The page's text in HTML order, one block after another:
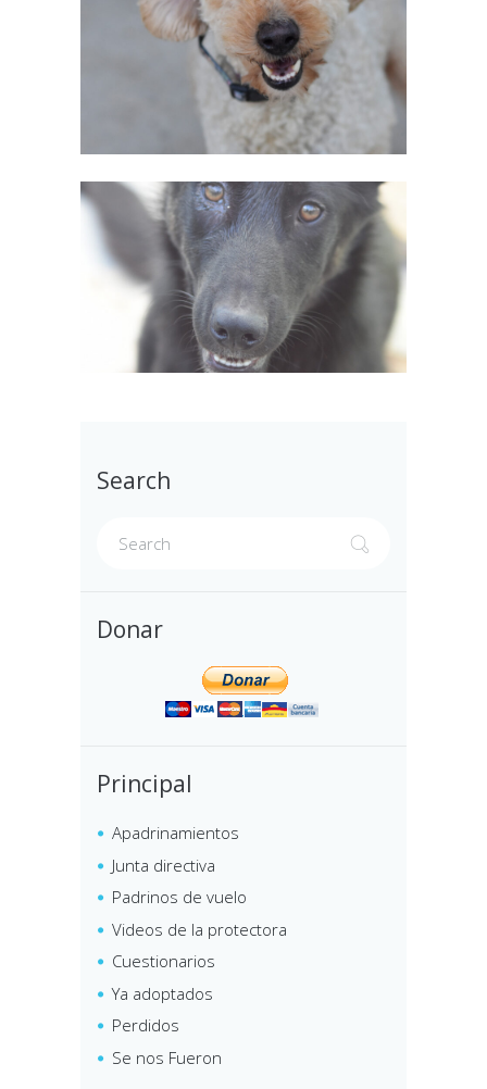
Search
Donar
Principal
Apadrinamientos
Junta directiva
Padrinos de vuelo
Videos de la protectora
Cuestionarios
Ya adoptados
Perdidos
Se nos Fueron